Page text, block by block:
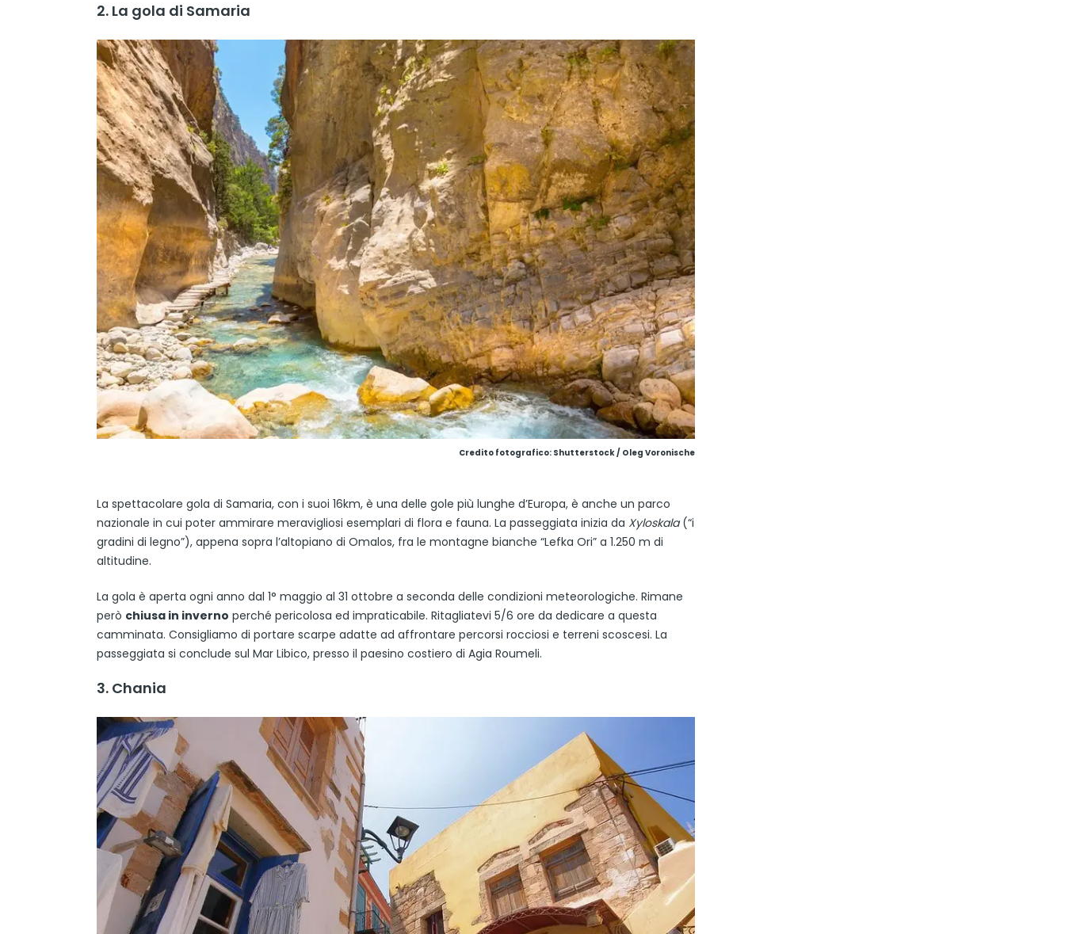
2. La gola di Samaria
Credito fotografico: Shutterstock / Oleg Voronische
La spettacolare gola di Samaria, con i suoi 16km, è una delle gole più lunghe d’Europa, è anche un parco
nazionale in cui poter ammirare meravigliosi esemplari di flora e fauna. La passeggiata inizia da Xyloskala(“i
gradini di legno”), appena sopra l’altopiano di Omalos, fra le montagne bianche “Lefka Ori” a 1.250 m di
altitudine.
La gola è aperta ogni anno dal 1° maggio al 31 ottobre a seconda delle condizioni meteorologiche. Rimane
però chiusa in inverno perché pericolosa ed impraticabile. Ritagliatevi 5/6 ore da dedicare a questa
camminata. Consigliamo di portare scarpe adatte ad affrontare percorsi rocciosi e terreni scoscesi. La
passeggiata si conclude sul Mar Libico, presso il paesino costiero di Agia Roumeli.
3. Chania